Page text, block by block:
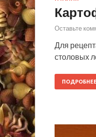
Оставьте
Для
столовых